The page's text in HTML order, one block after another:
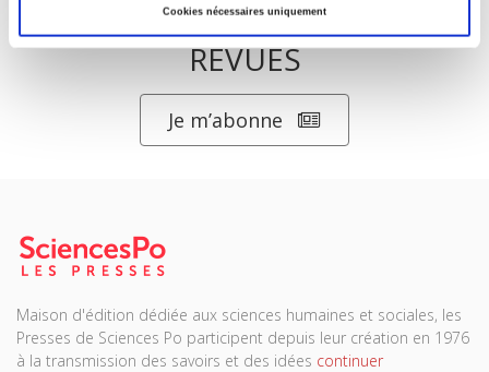
Cookies nécessaires uniquement
ABONNEZ-VOUS À NOS
REVUES
Je m’abonne
Maison d'édition dédiée aux sciences humaines et sociales, les
Presses de Sciences Po participent depuis leur création en 1976
à la transmission des savoirs et des idées continuer